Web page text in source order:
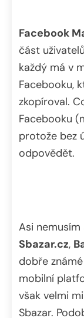
Facebook
část
každý má v
Facebooku,
zkopíroval.
Facebooku
protože bez
odpovědět.
Asi
Sbazar.cz,
dobře
mobilní
však velmi
Sbazar.